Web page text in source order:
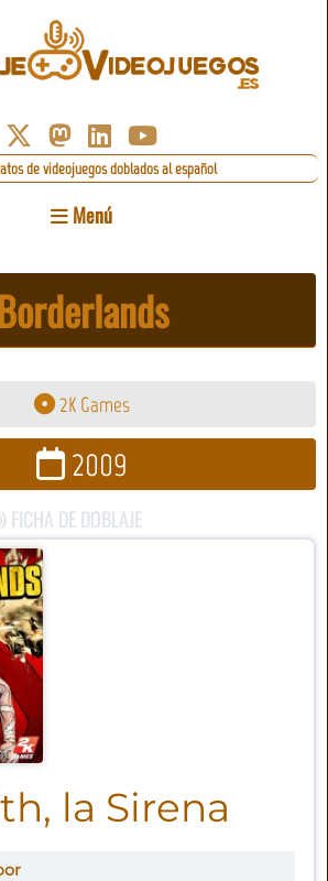
de videojuegos doblados al español
Menú
2K Games
2009
FICHA DE DOBLAJE
la Sirena